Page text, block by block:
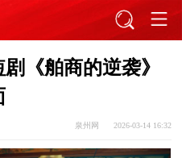
《舶商的逆袭》
泉州网 2026-03-14 16:32